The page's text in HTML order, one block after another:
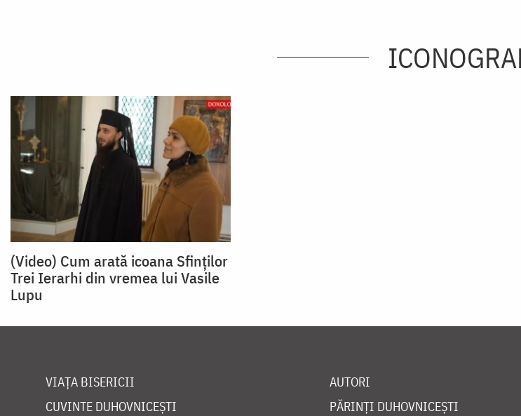
(Video) Cum arată icoana Sfinților
Trei Ierarhi din vremea lui Vasile
Lupu
VIAȚA BISERICII
CUVINTE DUHOVNICEȘTI
AUTORI
PĂRINȚI DUHOVNICEȘTI